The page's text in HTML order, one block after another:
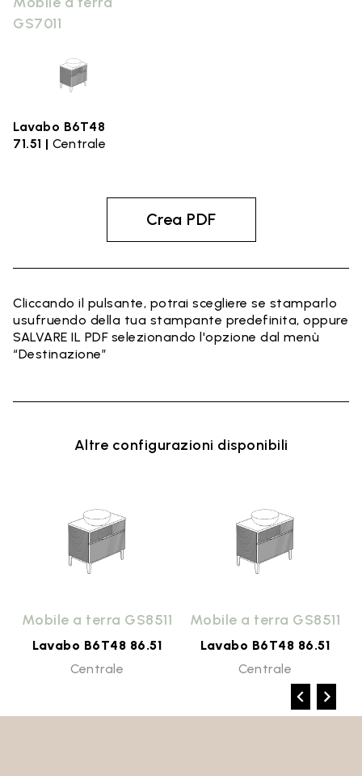
GS7011
Lavabo B6T48
71.51 | Centrale
Crea PDF
Cliccando il pulsante, potrai scegliere se stamparlo
usufruendo della tua stampante predefinita, oppure
SALVARE IL PDF selezionando l'opzione dal menù
“Destinazione”
Altre configurazioni disponibili
Mobile a terra GS8511
Lavabo B6T48 86.51
Centrale
Mobile a terra GS8511
Lavabo B6T48 86.51
Centrale